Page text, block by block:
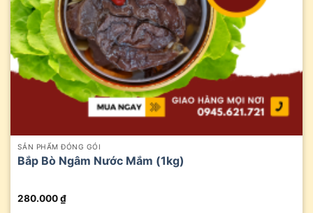
SẢN PHẨM ĐÓNG GÓI
Bắp Bò Ngâm Nước Mắm (1kg)
280.000₫